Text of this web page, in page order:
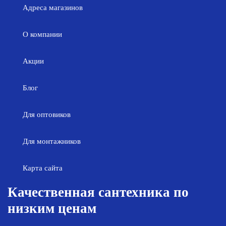
Адреса магазинов
О компании
Акции
Блог
Для оптовиков
Для монтажников
Карта сайта
Качественная сантехника по
низким ценам